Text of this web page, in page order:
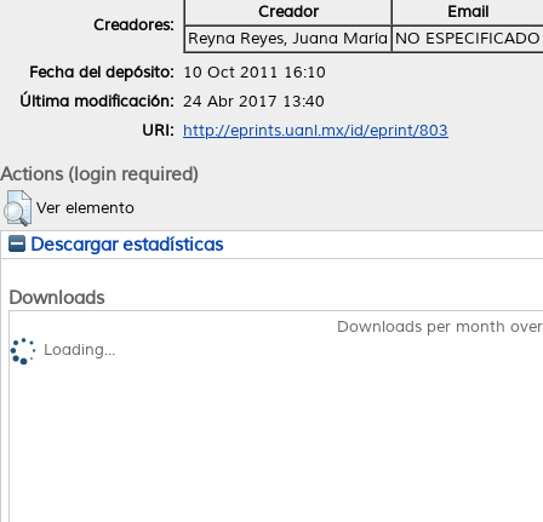
Creadores:
Creador
Email
Reyna Reyes, Juana María NO ESPECIFICADO
Fecha del depósito: 10 Oct 2011 16:10
Última modificación: 24 Abr 2017 13:40
URI: http://eprints.uanl.mx/id/eprint/803
Actions (login required)
Ver elemento
Descargar estadísticas
Downloads
Downloads per month
Loading...